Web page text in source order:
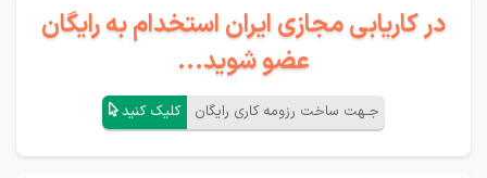
در کاریابی مجازی ایران استخدام به رایگان
عضو شوید...
جـهت ساخت رزومه کاری رایگان کلیک کنید